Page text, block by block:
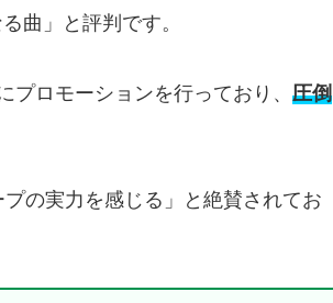
曲」と評判です。
ロモーションを行っており、 圧倒
の実力を感じる」と絶賛されてお